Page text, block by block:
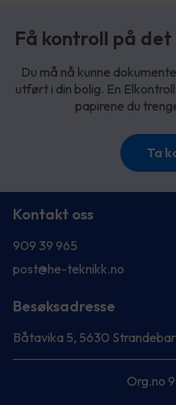
Få kontroll på
Du må nå kunne
utført i din bolig. En
papirene du
Ta
Kontakt oss
909 39 965
post@he-teknikk.no
Besøksadresse
Båtavika 5, 5630
Org.no